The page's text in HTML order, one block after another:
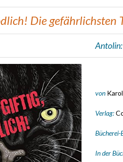
Die gefährlichsten
Antolin:
von
Verlag:
Bücherei-
In der